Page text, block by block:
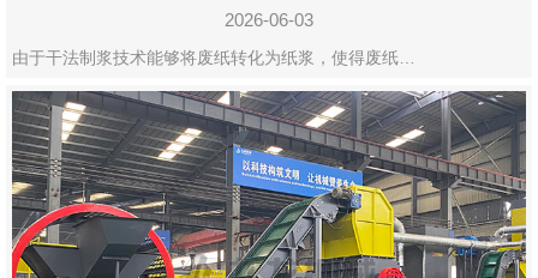
2026-06-03
由于干法制浆技术能够将废纸转化为纸浆，使得废纸…